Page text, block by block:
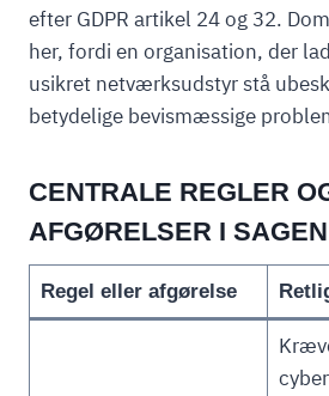
efter GDPR artikel 24 og 32.
her, fordi en organisation, der
usikret netværksudstyr stå
betydelige bevismæssige
CENTRALE REGLER
AFGØRELSER I SAGEN
Regel eller afgørelse